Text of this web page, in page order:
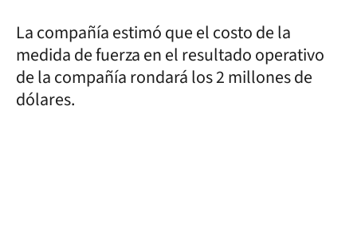
La compañía estimó que el costo de la
medida de fuerza en el resultado operativo
de la compañía rondará los 2 millones de
dólares.